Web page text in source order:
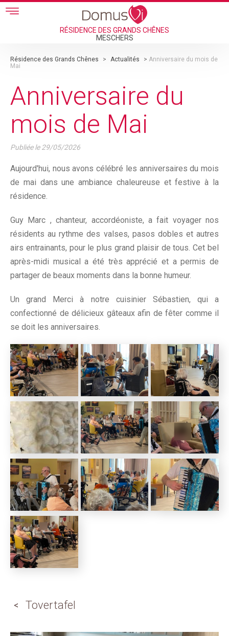
Skip to main content
RÉSIDENCE DES GRANDS CHÊNES
MESCHERS
Résidence des Grands Chênes > Actualités > Anniversaire du mois de
Mai
Anniversaire du
mois de Mai
Publiée le29/05/2026
Aujourd'hui, nous avons célébré les anniversaires du mois
de mai dans une ambiance chaleureuse et festive à la
résidence.
Guy Marc , chanteur, accordéoniste, a fait voyager nos
résidents au rythme des valses, pasos dobles et autres
airs entrainants, pour le plus grand plaisir de tous. Cet bel
après-midi musical a été très apprécié et a permis de
partager de beaux moments dans la bonne humeur.
Un grand Merci à notre cuisinier Sébastien, qui a
confectionné de délicieux gâteaux afin de fêter comme il
se doit les anniversaires.
Tovertafel